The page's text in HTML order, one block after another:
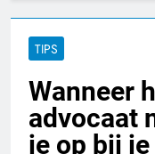
TIPS
Wanneer
advocaat
je op bij